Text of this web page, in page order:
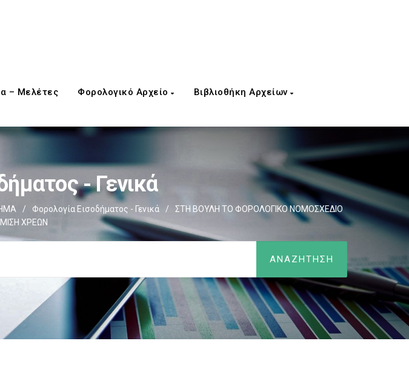
– Μελέτες Φορολογικό Αρχείο Βιβλιοθήκη Αρχείων
- Γενικά
/ Φορολογία Εισοδήματος - Γενικά /
ΣΤΗ ΒΟΥΛΗ ΤΟ ΦΟΡΟΛΟΓΙΚΟ ΝΟΜΟΣΧΕΔΙΟ
ΧΡΕΩΝ